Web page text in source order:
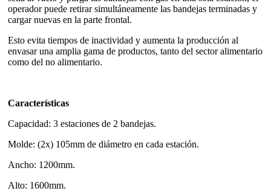
operador puede retirar simultáneamente las bandejas terminadas y
cargar nuevas en la parte frontal.
Esto evita tiempos de inactividad y aumenta la producción al
envasar una amplia gama de productos, tanto del sector alimentario
como del no alimentario.
Características
Capacidad: 3 estaciones de 2 bandejas.
Molde: (2x) 105mm de diámetro en cada estación.
Ancho: 1200mm.
Alto: 1600mm.